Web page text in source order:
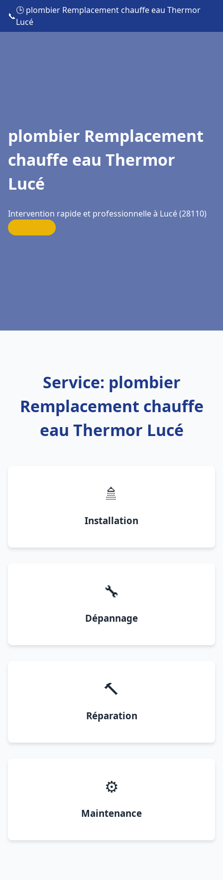
📞
🕒 plombier Remplacement chauffe eau Thermor
Lucé
plombier Remplacement
chauffe eau Thermor
Lucé
Intervention rapide et professionnelle à Lucé (28110)
Service: plombier
Remplacement chauffe
eau Thermor Lucé
🚿
Installation
🔧
Dépannage
🔨
Réparation
⚙️
Maintenance